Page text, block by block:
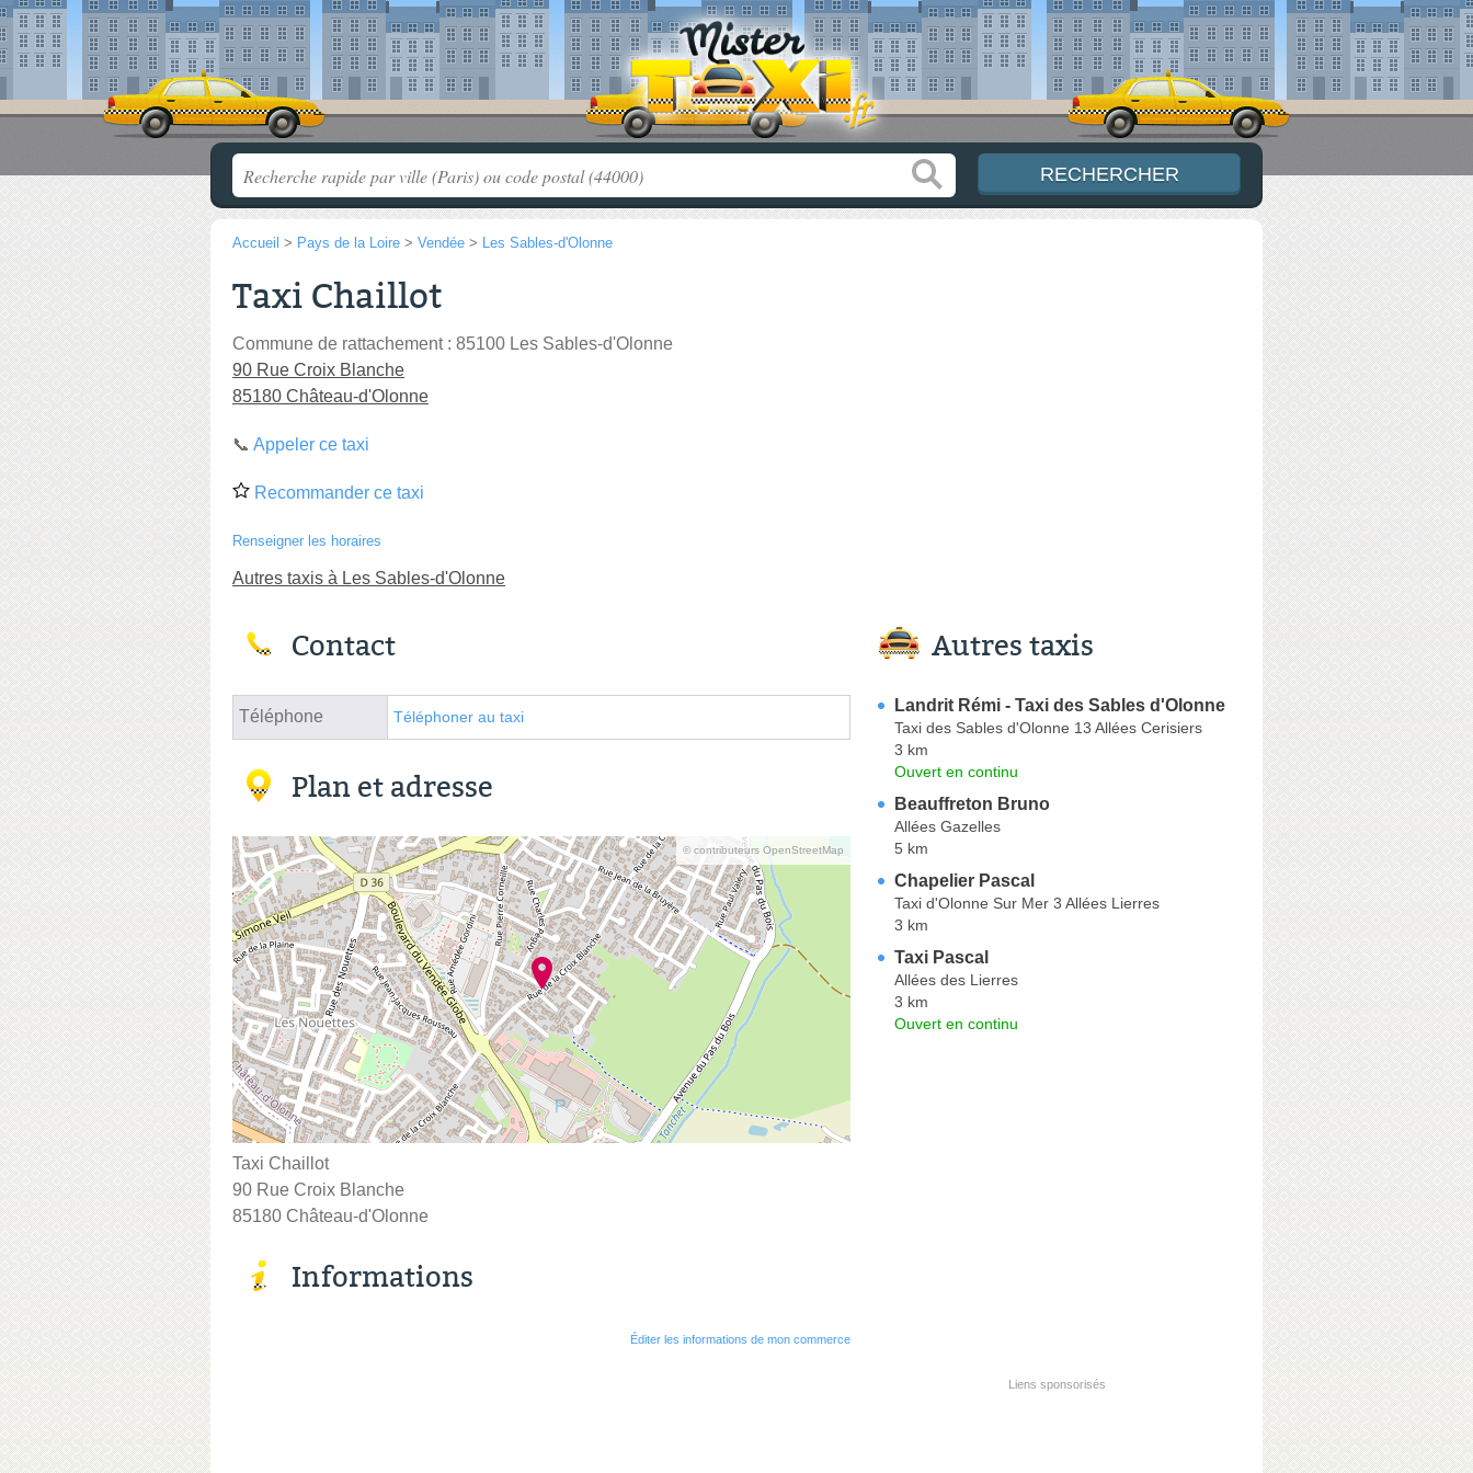
Accueil > Pays de la Loire > Vendée > Les Sables-d'Olonne
Taxi Chaillot
Commune de rattachement : 85100 Les Sables-d'Olonne
90 Rue Croix Blanche
85180 Château-d'Olonne
📞 Appeler ce taxi
Recommander ce taxi
Renseigner les horaires
Autres taxis à Les Sables-d'Olonne
Contact
Téléphone Téléphoner au taxi
Plan et adresse
© contributeurs OpenStreetMap
Taxi Chaillot
90 Rue Croix Blanche
85180 Château-d'Olonne
Informations
Éditer les informations de mon commerce
Autres taxis
Landrit Rémi - Taxi des Sables d'Olonne
Taxi des Sables d'Olonne 13 Allées Cerisiers
3 km
Ouvert en continu
Beauffreton Bruno
Allées Gazelles
5 km
Chapelier Pascal
Taxi d'Olonne Sur Mer 3 Allées Lierres
3 km
Taxi Pascal
Allées des Lierres
3 km
Ouvert en continu